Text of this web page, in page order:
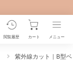
閲覧履歴 カート メニュー
紫外線カット｜B型